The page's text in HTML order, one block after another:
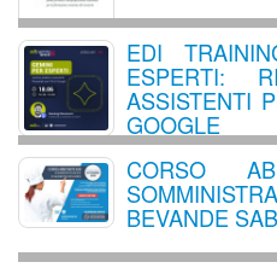
EDI
ESPERTI:
ASSISTENTI
GOOGLE
CORSO
BEVANDE SAB